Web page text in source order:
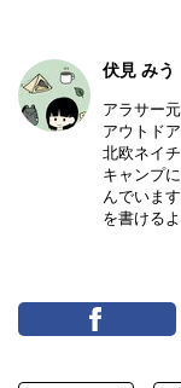
伏見 みう
アラサー
アウトド
北欧ネイ
キャンプ
んでいま
を書ける